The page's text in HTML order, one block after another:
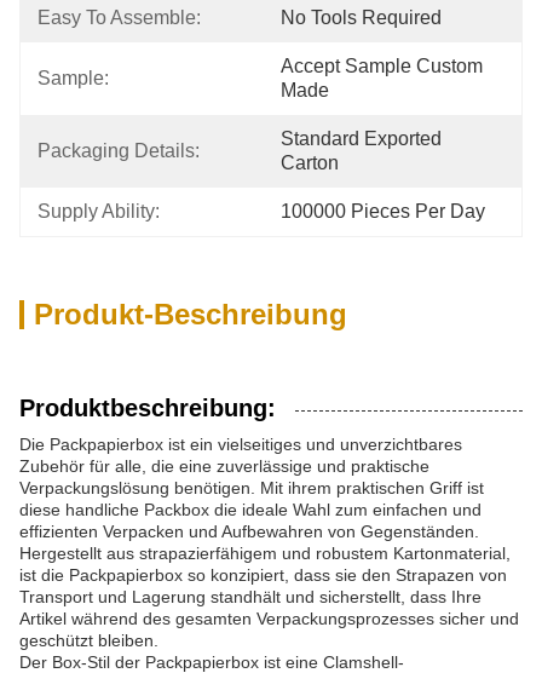
Easy To Assemble: No Tools Required
Sample:
Accept Sample Custom
Made
Packaging Details:
Standard Exported
Carton
Supply Ability: 100000 Pieces Per Day
Produkt-Beschreibung
Produktbeschreibung:
Die Packpapierbox ist ein vielseitiges und unverzichtbares
Zubehör für alle, die eine zuverlässige und praktische
Verpackungslösung benötigen. Mit ihrem praktischen Griff ist
diese handliche Packbox die ideale Wahl zum einfachen und
effizienten Verpacken und Aufbewahren von Gegenständen.
Hergestellt aus strapazierfähigem und robustem Kartonmaterial,
ist die Packpapierbox so konzipiert, dass sie den Strapazen von
Transport und Lagerung standhält und sicherstellt, dass Ihre
Artikel während des gesamten Verpackungsprozesses sicher und
geschützt bleiben.
Der Box-Stil der Packpapierbox ist eine Clamshell-